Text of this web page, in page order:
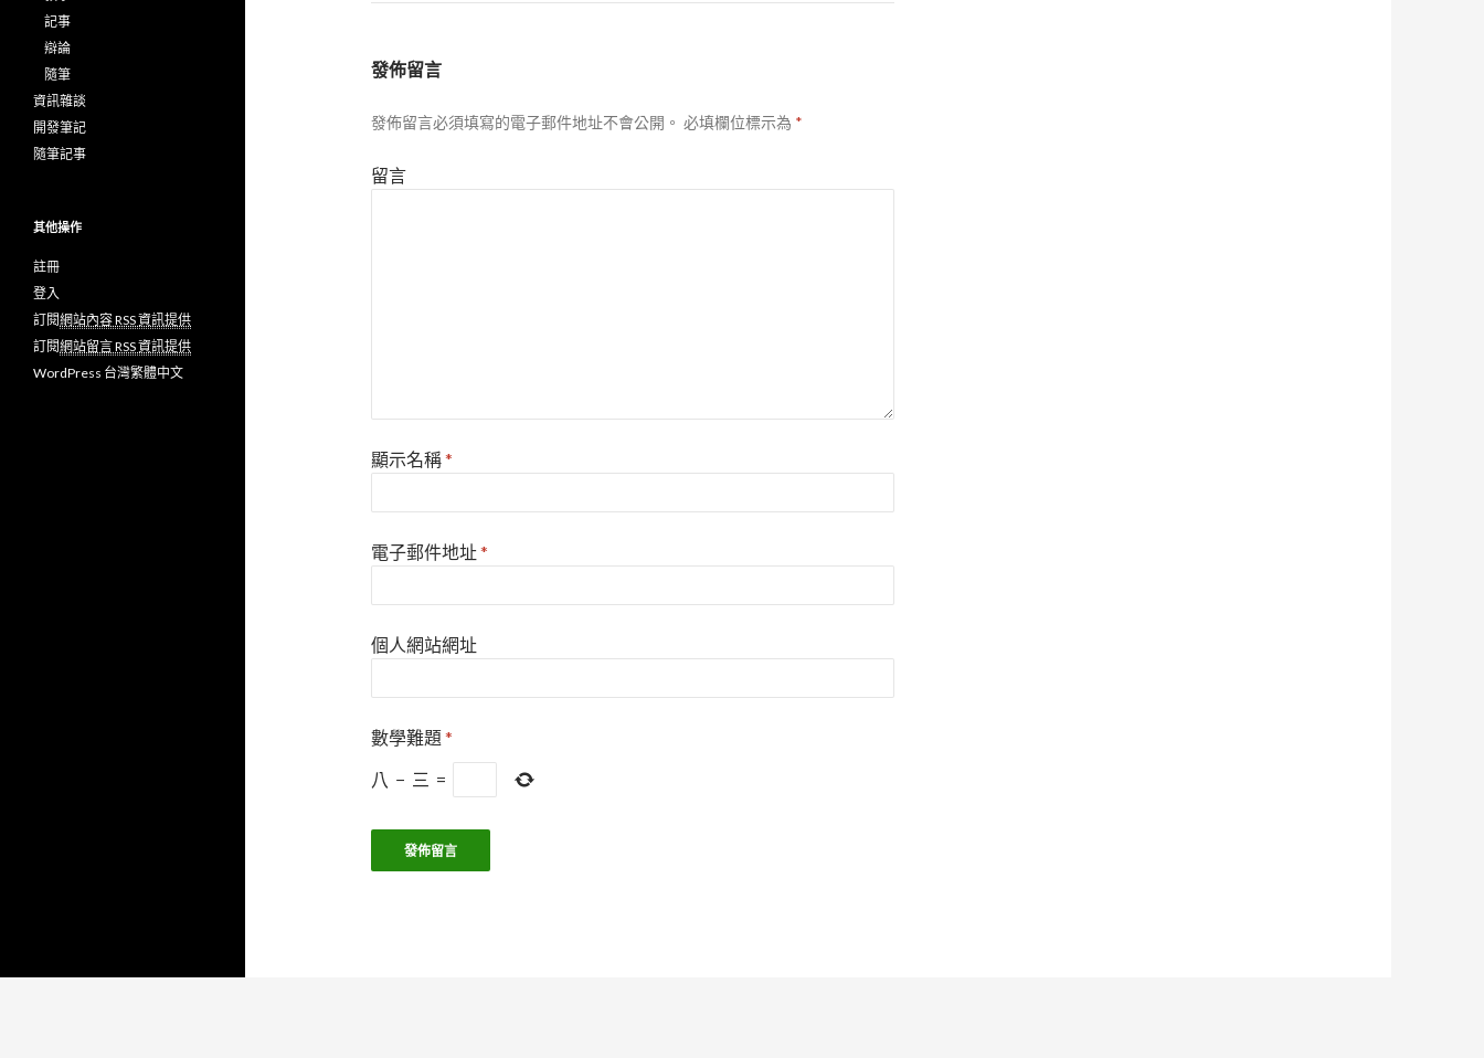
列
發佈留言
發佈留言必須填寫的電子郵件地址不會公開。 必填欄位標示為 *
留言
顯示名稱*
電子郵件地址*
個人網站網址
數學難題*
八 − 三 =
記事
辯論
隨筆
資訊雜談
開發筆記
隨筆記事
其他操作
註冊
登入
訂閱網站內容 RSS 資訊提供
訂閱網站留言 RSS 資訊提供
WordPress 台灣繁體中文